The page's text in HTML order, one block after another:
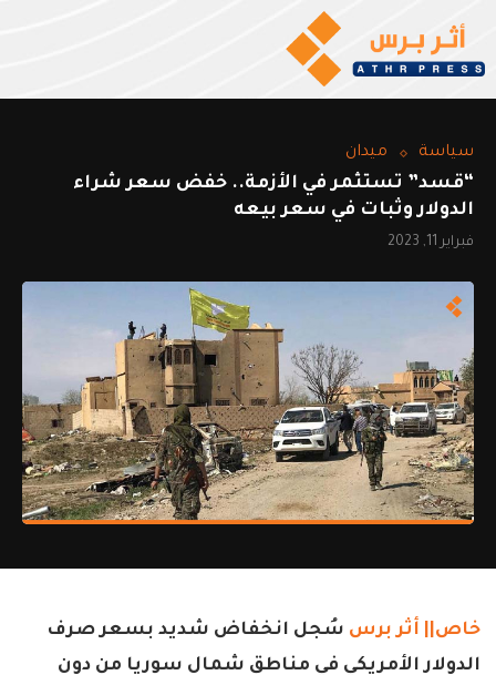
سياسة ميدان
“قسد” تستثمر في الأزمة.. خفض سعر شراء
الدولار وثبات في سعر بيعه
فبراير 11, 2023
خاص|| أثر برس سُجل انخفاض شديد بسعر صرف
الدولار الأمريكي في مناطق شمال سوريا من دون